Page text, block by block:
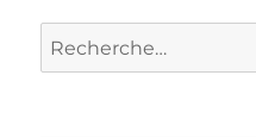
Recherche
pour :